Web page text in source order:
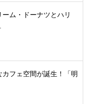
ム・ドーナツとハリ
フェ空間が誕生！「明